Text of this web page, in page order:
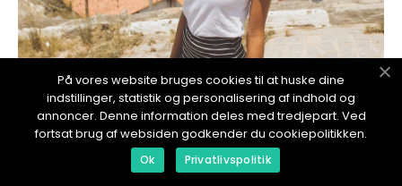
redaktionel
17. January 2024
Kort hår dame over 50: Tidløs skjønnhet og
På vores website bruges cookies til at huske dine
indstillinger, statistik og personalisering af indhold og
annoncer. Denne information deles med tredjepart. Ved
fortsat brug af websiden godkender du cookiepolitikken.
Ok Privatlivspolitik